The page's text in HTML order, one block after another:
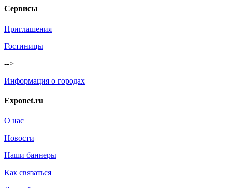
Сервисы
Приглашения
Гостиницы
-->
Информация о городах
Exponet.ru
О нас
Новости
Наши баннеры
Как связаться